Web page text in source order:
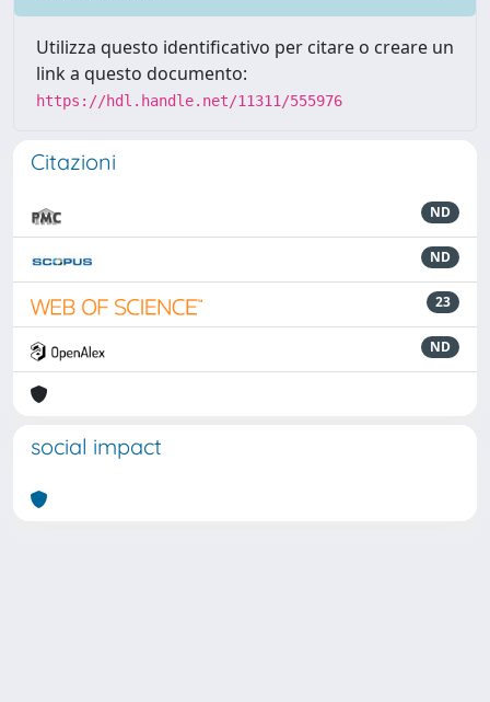
Utilizza questo identificativo per citare o creare un
link a questo documento:
https://hdl.handle.net/11311/555976
Citazioni
ND
ND
23
ND
social impact